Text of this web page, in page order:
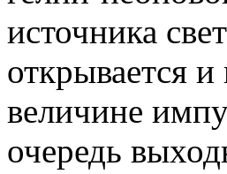
источника
открывается
величине
очередь